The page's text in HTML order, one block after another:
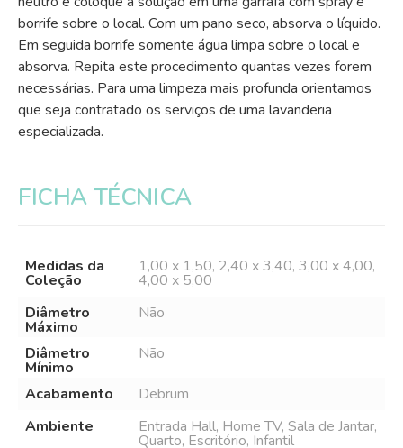
borrife sobre o local. Com um pano seco, absorva o líquido.
Em seguida borrife somente água limpa sobre o local e
absorva. Repita este procedimento quantas vezes forem
necessárias. Para uma limpeza mais profunda orientamos
que seja contratado os serviços de uma lavanderia
especializada.
FICHA TÉCNICA
Medidas da
Coleção
1,00 x 1,50, 2,40 x 3,40, 3,00 x 4,00,
4,00 x 5,00
Diâmetro
Máximo
Não
Diâmetro
Mínimo
Não
Acabamento
Debrum
Ambiente
Entrada Hall, Home TV, Sala de Jantar,
Quarto, Escritório, Infantil